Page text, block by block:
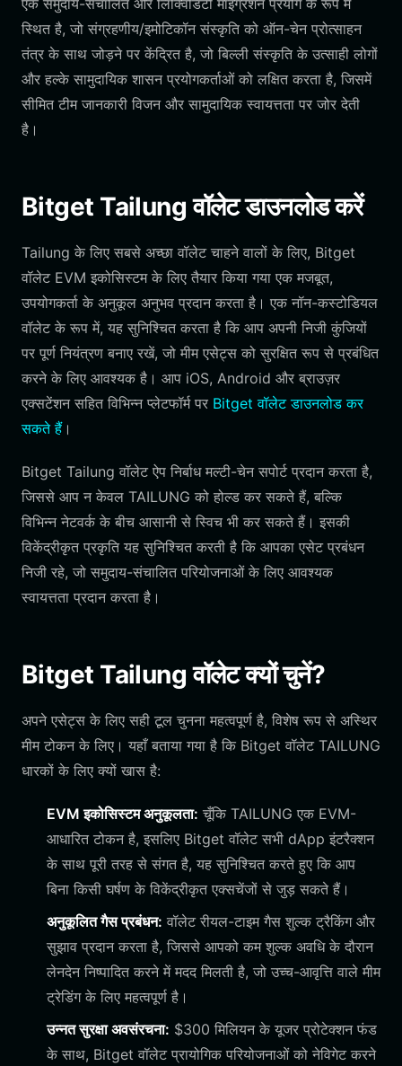
एक समुदाय-संचालित और लिक्विडिटी माइग्रेशन प्रयोग के रूप में
स्थित है, जो संग्रहणीय/इमोटिकॉन संस्कृति को ऑन-चेन प्रोत्साहन
तंत्र के साथ जोड़ने पर केंद्रित है, जो बिल्ली संस्कृति के उत्साही लोगों
और हल्के सामुदायिक शासन प्रयोगकर्ताओं को लक्षित करता है, जिसमें
सीमित टीम जानकारी विजन और सामुदायिक स्वायत्तता पर जोर देती
है।
Bitget Tailung वॉलेट डाउनलोड करें
Tailung के लिए सबसे अच्छा वॉलेट चाहने वालों के लिए, Bitget
वॉलेट EVM इकोसिस्टम के लिए तैयार किया गया एक मजबूत,
उपयोगकर्ता के अनुकूल अनुभव प्रदान करता है। एक नॉन-कस्टोडियल
वॉलेट के रूप में, यह सुनिश्चित करता है कि आप अपनी निजी कुंजियों
पर पूर्ण नियंत्रण बनाए रखें, जो मीम एसेट्स को सुरक्षित रूप से प्रबंधित
करने के लिए आवश्यक है। आप iOS, Android और ब्राउज़र
एक्सटेंशन सहित विभिन्न प्लेटफॉर्म पर Bitget वॉलेट डाउनलोड कर
सकते हैं।
Bitget Tailung वॉलेट ऐप निर्बाध मल्टी-चेन सपोर्ट प्रदान करता है,
जिससे आप न केवल TAILUNG को होल्ड कर सकते हैं, बल्कि
विभिन्न नेटवर्क के बीच आसानी से स्विच भी कर सकते हैं। इसकी
विकेंद्रीकृत प्रकृति यह सुनिश्चित करती है कि आपका एसेट प्रबंधन
निजी रहे, जो समुदाय-संचालित परियोजनाओं के लिए आवश्यक
स्वायत्तता प्रदान करता है।
Bitget Tailung वॉलेट क्यों चुनें?
अपने एसेट्स के लिए सही टूल चुनना महत्वपूर्ण है, विशेष रूप से अस्थिर
मीम टोकन के लिए। यहाँ बताया गया है कि Bitget वॉलेट TAILUNG
धारकों के लिए क्यों खास है:
EVM इकोसिस्टम अनुकूलता: चूँकि TAILUNG एक EVM-
आधारित टोकन है, इसलिए Bitget वॉलेट सभी dApp इंटरैक्शन
के साथ पूरी तरह से संगत है, यह सुनिश्चित करते हुए कि आप
बिना किसी घर्षण के विकेंद्रीकृत एक्सचेंजों से जुड़ सकते हैं।
अनुकूलित गैस प्रबंधन: वॉलेट रीयल-टाइम गैस शुल्क ट्रैकिंग और
सुझाव प्रदान करता है, जिससे आपको कम शुल्क अवधि के दौरान
लेनदेन निष्पादित करने में मदद मिलती है, जो उच्च-आवृत्ति वाले मीम
ट्रेडिंग के लिए महत्वपूर्ण है।
उन्नत सुरक्षा अवसंरचना: $300 मिलियन के यूजर प्रोटेक्शन फंड
के साथ, Bitget वॉलेट प्रायोगिक परियोजनाओं को नेविगेट करने